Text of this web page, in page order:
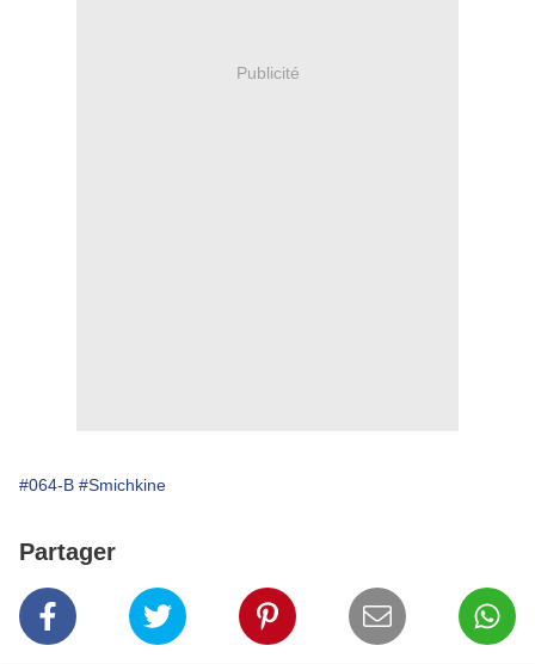
Publicité
#064-B #Smichkine
Partager